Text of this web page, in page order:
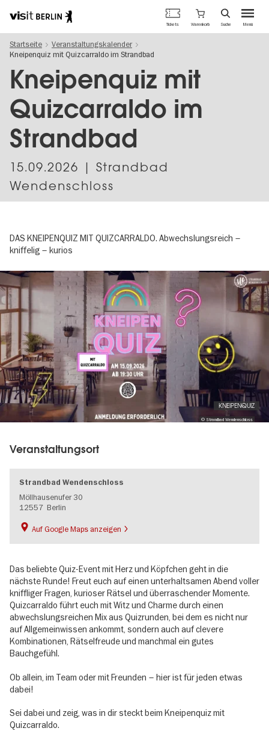
zum
Inhalt
Berlins
offizielles
Tourismusportal
Menü
Tickets Warenkorb Suche
Startseite
Veranstaltungskalender
Kneipenquiz mit Quizcarraldo im Strandbad
Kneipenquiz mit
Quizcarraldo im
Strandbad
15.09.2026 | Strandbad
Wendenschloss
DAS KNEIPENQUIZ MIT QUIZCARRALDO. Abwechslungsreich –
kniffelig – kurios
Image
gallery
© Strandbad Wendenschloss
KNEIPENQUIZ
Veranstaltungsort
Strandbad Wendenschloss
Möllhausenufer 30
12557 Berlin
Auf Google Maps anzeigen
Das beliebte Quiz-Event mit Herz und Köpfchen geht in die
nächste Runde! Freut euch auf einen unterhaltsamen Abend voller
kniffliger Fragen, kurioser Rätsel und überraschender Momente.
Quizcarraldo führt euch mit Witz und Charme durch einen
abwechslungsreichen Mix aus Quizrunden, bei dem es nicht nur
auf Allgemeinwissen ankommt, sondern auch auf clevere
Kombinationen, Rätselfreude und manchmal ein gutes
Bauchgefühl.
Ob allein, im Team oder mit Freunden – hier ist für jeden etwas
dabei!
Sei dabei und zeig, was in dir steckt beim Kneipenquiz mit
Quizcarraldo.